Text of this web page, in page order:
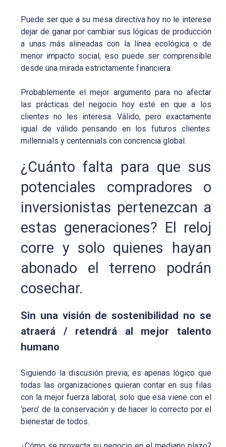
Puede ser que a su mesa directiva hoy no le interese
dejar de ganar por cambiar sus lógicas de producción
a unas más alineadas con la línea ecológica o de
menor impacto social, eso puede ser comprensible
desde una mirada estrictamente financiera.
Probablemente el mejor argumento para no afectar
las prácticas del negocio hoy esté en que a los
clientes no les interesa. Válido, pero exactamente
igual de válido pensando en los futuros clientes:
millennials y centennials con conciencia global.
¿Cuánto falta para que sus
potenciales compradores o
inversionistas pertenezcan a
estas generaciones? El reloj
corre y solo quienes hayan
abonado el terreno podrán
cosechar.
Sin una visión de sostenibilidad no se
atraerá / retendrá al mejor talento
humano
Siguiendo la discusión previa, es apenas lógico que
todas las organizaciones quieran contar en sus filas
con la mejor fuerza laboral, solo que esa viene con el
‘pero’ de la conservación y de hacer lo correcto por el
bienestar de todos.